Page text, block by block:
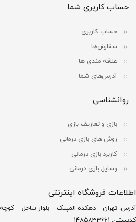
حساب کاربری شما
حساب کاربری
سفارش‌ها
علاقه مندی ها
آدرس‌های شما
روانشناسی
بازی و تعاریف بازی
روش های بازی درمانی
کاربرد بازی درمانی
وسایل بازی درمانی
اطلاعات فروشگاه اینترنتی
آدرس: تهران – دهکده المپیک – بلوار ساحل – کوچه 53 – پلاک 10
کدپستی: 1485833661